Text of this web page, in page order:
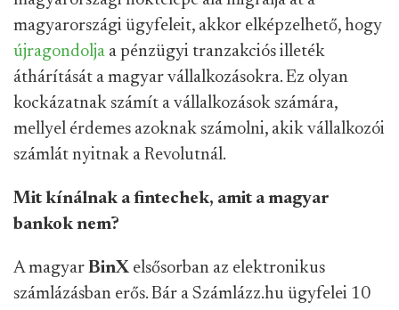
magyarországi ügyfeleit, akkor elképzelhető, hogy
újragondolja a pénzügyi tranzakciós illeték
áthárítását a magyar vállalkozásokra. Ez olyan
kockázatnak számít a vállalkozások számára,
mellyel érdemes azoknak számolni, akik vállalkozói
számlát nyitnak a Revolutnál.
Mit kínálnak a fintechek, amit a magyar
bankok nem?
A magyar BinX elsősorban az elektronikus
számlázásban erős. Bár a Számlázz.hu ügyfelei 10